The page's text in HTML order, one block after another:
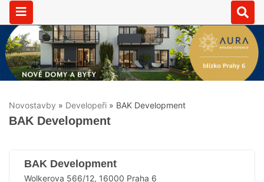
Novostavby » Developeři » BAK Development
BAK Development
BAK Development
Wolkerova 566/12, 16000 Praha 6